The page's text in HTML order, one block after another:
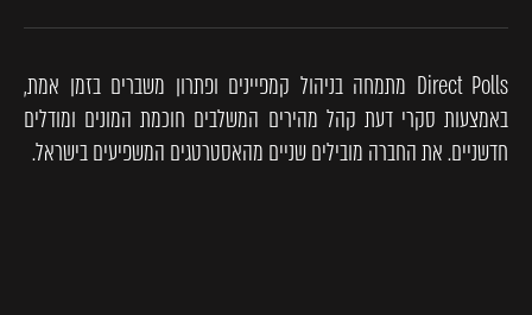
Direct Polls מתמחה בניהול קמפיינים ופתרון משברים בזמן אמת,
באמצעות סקרי דעת קהל מהירים המשלבים חוכמת המונים ומודלים
חדשניים. את החברה מובילים שניים מהאסטרטגים המשפיעים בישראל.